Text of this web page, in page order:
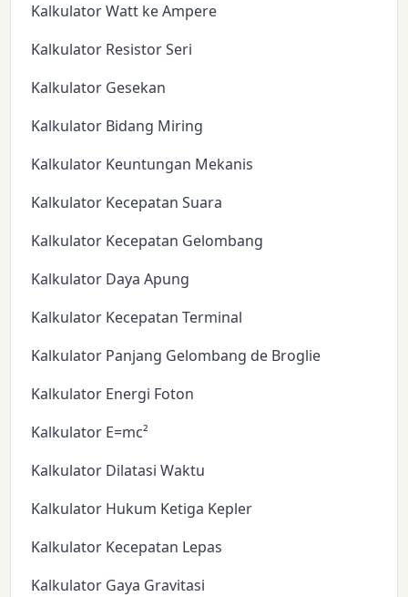
Kalkulator Watt ke Ampere
Kalkulator Resistor Seri
Kalkulator Gesekan
Kalkulator Bidang Miring
Kalkulator Keuntungan Mekanis
Kalkulator Kecepatan Suara
Kalkulator Kecepatan Gelombang
Kalkulator Daya Apung
Kalkulator Kecepatan Terminal
Kalkulator Panjang Gelombang de Broglie
Kalkulator Energi Foton
Kalkulator E=mc²
Kalkulator Dilatasi Waktu
Kalkulator Hukum Ketiga Kepler
Kalkulator Kecepatan Lepas
Kalkulator Gaya Gravitasi